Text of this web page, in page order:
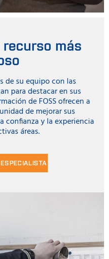
más
de su equipo con las
para destacar en sus
de FOSS ofrecen a
de mejorar sus
confianza y la experiencia
áreas.